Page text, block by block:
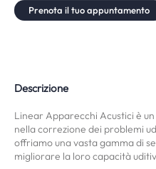
Prenota il tuo appuntamento
Descrizione
Linear Apparecchi Acustici è
nella correzione dei problemi
offriamo una vasta gamma di
migliorare la loro capacità